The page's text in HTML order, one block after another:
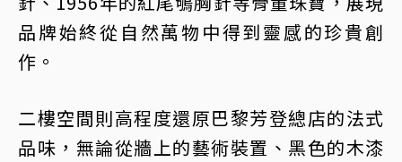
品牌始終從自然萬物中得到靈感的珍貴創
作。
二樓空間則高程度還原巴黎芳登總店的法式
品味，無論從牆上的藝術裝置、黑色的木漆